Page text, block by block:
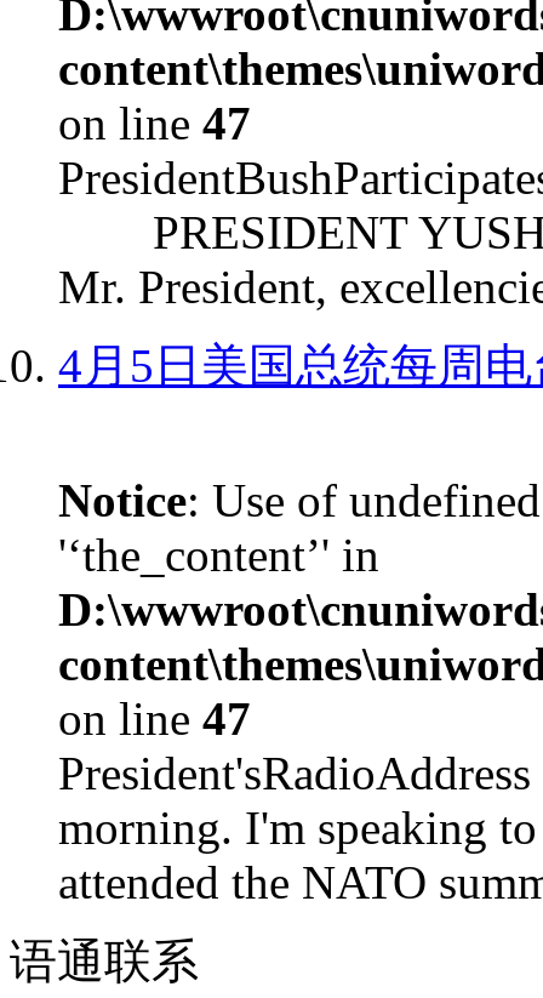
on line 47
PRESIDENT
Mr. President,
4月5日美国总统每周
Notice: Use of
'‘the_content’' in
on line 47
morning. I'm speaking
attended the NATO
语通联系